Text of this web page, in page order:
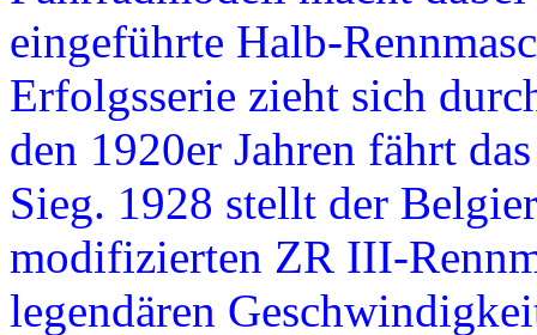
eingeführte Halb-
Erfolgsserie zieht sich
den 1920er Jahren fährt
Sieg. 1928 stellt der
modifizierten ZR III-
legendären